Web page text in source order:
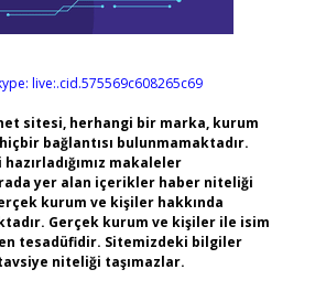
live:.cid.575569c608265c69
sitesi, herhangi bir marka, kurum
bağlantısı bulunmamaktadır.
makaleler
yer alan içerikler haber niteliği
kurum ve kişiler hakkında
Gerçek kurum ve kişiler ile isim
tesadüfidir. Sitemizdeki bilgiler
niteliği taşımazlar.